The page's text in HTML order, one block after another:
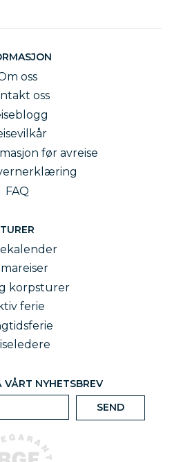
oss
oss
før avreise
FAQ
TURER
korpsturer
ferie
VÅRT NYHETSBREV